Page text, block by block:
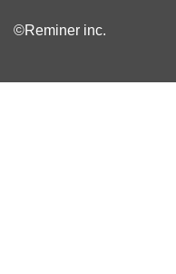
©Reminer inc.